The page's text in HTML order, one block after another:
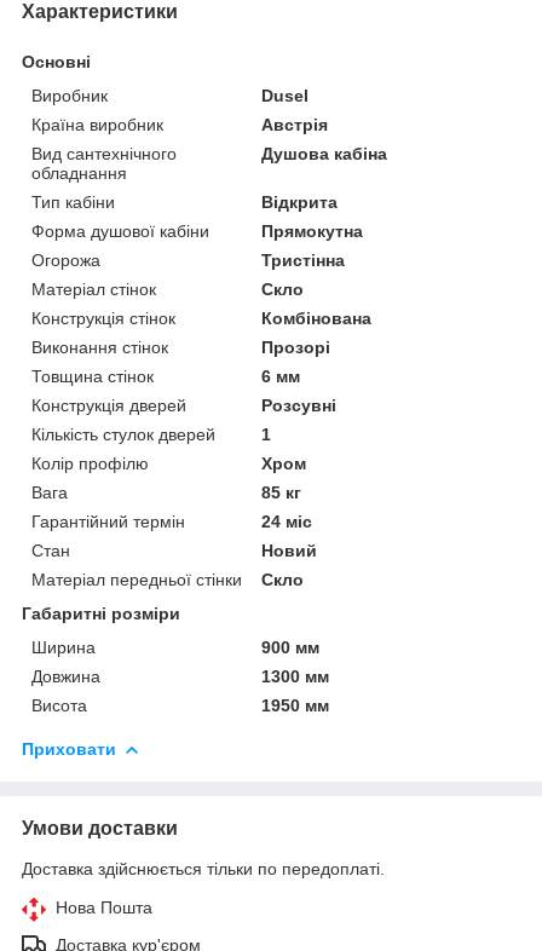
Характеристики
Основні
Виробник
Dusel
Країна виробник
Австрія
Вид сантехнічного
обладнання
Душова кабіна
Тип кабіни
Відкрита
Форма душової кабіни
Прямокутна
Огорожа
Тристінна
Матеріал стінок
Скло
Конструкція стінок
Комбінована
Виконання стінок
Прозорі
Товщина стінок
6 мм
Конструкція дверей
Розсувні
Кількість стулок дверей
1
Колір профілю
Хром
Вага
85 кг
Гарантійний термін
24 міс
Стан
Новий
Матеріал передньої стінки
Скло
Габаритні розміри
Ширина
900 мм
Довжина
1300 мм
Висота
1950 мм
Приховати
Умови доставки
Доставка здійснюється тільки по передоплаті.
Нова Пошта
Доставка кур'єром